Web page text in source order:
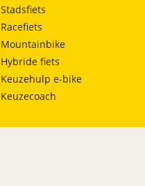
Stadsfiets
Racefiets
Mountainbike
Hybride fiets
Keuzehulp e-bike
Keuzecoach